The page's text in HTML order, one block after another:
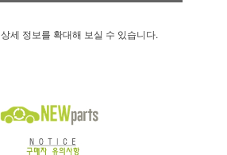
상세 정보를 확대해 보실 수 있습니다.